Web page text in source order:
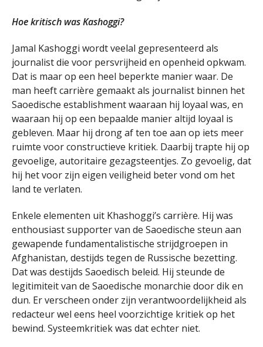
Hoe kritisch was Kashoggi?
Jamal Kashoggi wordt veelal gepresenteerd als
journalist die voor persvrijheid en openheid opkwam.
Dat is maar op een heel beperkte manier waar. De
man heeft carrière gemaakt als journalist binnen het
Saoedische establishment waaraan hij loyaal was, en
waaraan hij op een bepaalde manier altijd loyaal is
gebleven. Maar hij drong af ten toe aan op iets meer
ruimte voor constructieve kritiek. Daarbij trapte hij op
gevoelige, autoritaire gezagsteentjes. Zo gevoelig, dat
hij het voor zijn eigen veiligheid beter vond om het
land te verlaten.
Enkele elementen uit Khashoggi’s carrière. Hij was
enthousiast supporter van de Saoedische steun aan
gewapende fundamentalistische strijdgroepen in
Afghanistan, destijds tegen de Russische bezetting.
Dat was destijds Saoedisch beleid. Hij steunde de
legitimiteit van de Saoedische monarchie door dik en
dun. Er verscheen onder zijn verantwoordelijkheid als
redacteur wel eens heel voorzichtige kritiek op het
bewind. Systeemkritiek was dat echter niet.